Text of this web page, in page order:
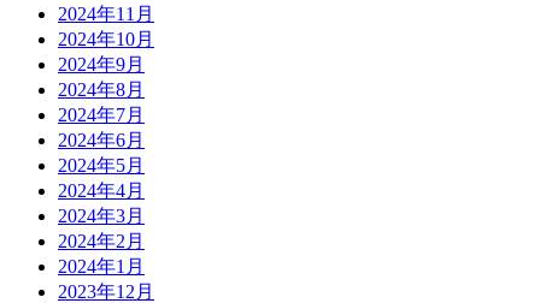
2024年11月
2024年10月
2024年9月
2024年8月
2024年7月
2024年6月
2024年5月
2024年4月
2024年3月
2024年2月
2024年1月
2023年12月